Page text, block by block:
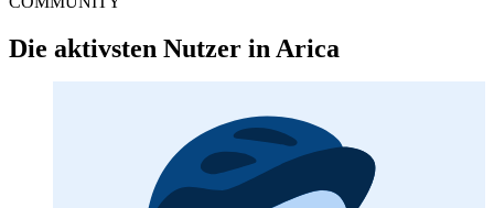
Die aktivsten Nutzer in Arica